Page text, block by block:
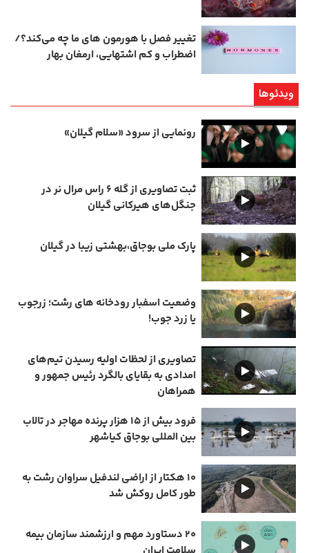
تغییر فصل با هورمون‌ های ما چه می‌کند؟/
اضطراب و کم‌ اشتهایی، ارمغان بهار
ویدئوها
رونمایی از سرود «سلام گیلان»
ثبت تصاویری از گله ۶ راس مرال نر در
جنگل‌های هیرکانی گیلان
پارک ملی بوجاق،بهشتی زیبا در گیلان
وضعیت اسفبار رودخانه های رشت؛ زرجوب
یا زرد جوب!
تصاویری از لحظات اولیه رسیدن تیم‌های
امدادی به بقایای بالگرد رئیس جمهور و
همراهان
فرود بیش از ۱۵ هزار پرنده مهاجر در تالاب
بین المللی بوجاق کیاشهر
۱۰ هکتار از اراضی لندفیل سراوان رشت به
طور کامل روکش شد
۲۰ دستاورد مهم و ارزشمند سازمان بیمه